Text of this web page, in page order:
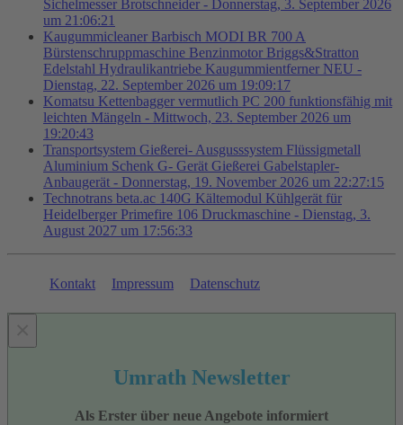
Sichelmesser Brotschneider - Donnerstag, 3. September 2026
um 21:06:21
Kaugummicleaner Barbisch MODI BR 700 A
Bürstenschruppmaschine Benzinmotor Briggs&Stratton
Edelstahl Hydraulikantriebe Kaugummientferner NEU -
Dienstag, 22. September 2026 um 19:09:17
Komatsu Kettenbagger vermutlich PC 200 funktionsfähig mit
leichten Mängeln - Mittwoch, 23. September 2026 um
19:20:43
Transportsystem Gießerei- Ausgusssystem Flüssigmetall
Aluminium Schenk G- Gerät Gießerei Gabelstapler-
Anbaugerät - Donnerstag, 19. November 2026 um 22:27:15
Technotrans beta.ac 140G Kältemodul Kühlgerät für
Heidelberger Primefire 106 Druckmaschine - Dienstag, 3.
August 2027 um 17:56:33
Kontakt Impressum Datenschutz
Umrath Newsletter
Als Erster über neue Angebote informiert